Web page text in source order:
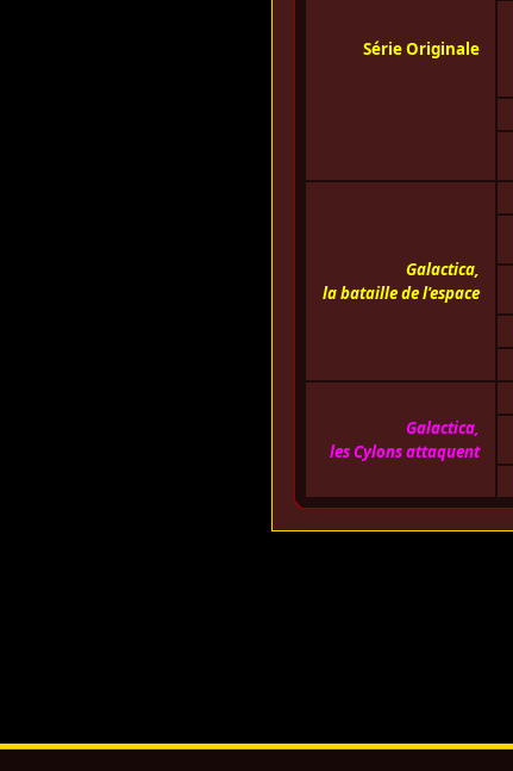
Série Originale
Galactica,
la bataille de l'espace
Galactica,
les Cylons attaquent